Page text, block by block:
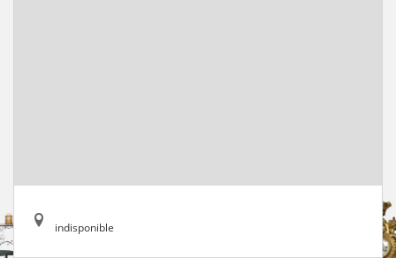
indisponible